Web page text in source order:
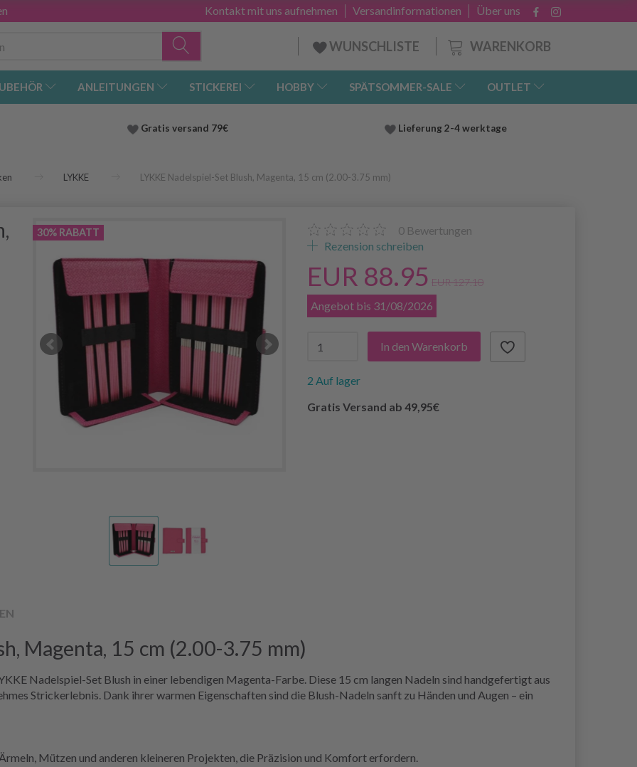
Über uns
Versandinformationen
Kontakt mit uns aufnehmen
WARENKORB
WUNSCHLISTE
ANLEITUNGEN STICKEREI HOBBY SPÄTSOMMER-SALE OUTLET
Gratis versand 79€ Lieferung 2-4 werktage
LYKKE LYKKE Nadelspiel-Set Blush, Magenta, 15 cm (2.00-3.75 mm)
30% RABATT 0 Bewertungen
Rezension schreiben
EUR 88.95 EUR 127.10
Angebot bis 31/08/2026
In den Warenkorb
2 Auf lager
Gratis Versand ab 49,95€
Magenta, 15 cm (2.00-3.75 mm)
Nadelspiel-Set Blush in einer lebendigen Magenta-Farbe. Diese 15 cm langen Nadeln sind handgefertigt aus
Strickerlebnis. Dank ihrer warmen Eigenschaften sind die Blush-Nadeln sanft zu Händen und Augen – ein
Mützen und anderen kleineren Projekten, die Präzision und Komfort erfordern.